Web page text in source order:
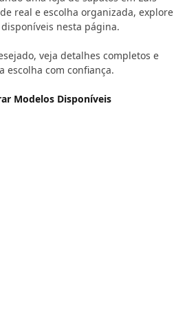
real e escolha organizada, explore
nesta página.
veja detalhes completos e
escolha com confiança.
Modelos Disponíveis